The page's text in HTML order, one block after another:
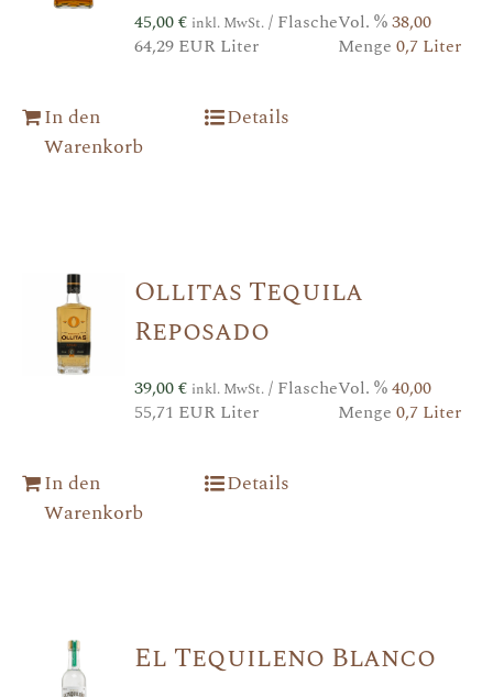
45,00€ inkl. MwSt./ Flasche
64,29 EUR Liter
Vol. %38,00
Menge 0,7 Liter
In den
Warenkorb
Details
Ollitas Tequila
Reposado
39,00€ inkl. MwSt./ Flasche
55,71 EUR Liter
Vol. %40,00
Menge 0,7 Liter
In den
Warenkorb
Details
El Tequileno Blanco